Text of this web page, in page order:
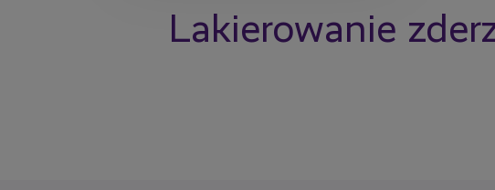
Lakierowanie